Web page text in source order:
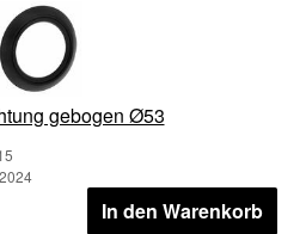
gebogen Ø53
In den Warenkorb